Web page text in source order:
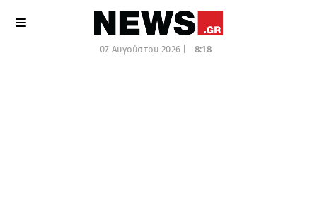
07 Αυγούστου 2026 | 8:18